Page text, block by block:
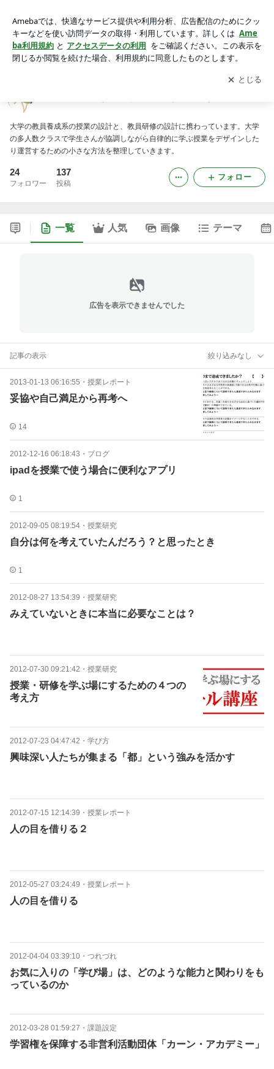
アプリをダウンロードして ブログの更新通知
を受け取りまし
ょう。
開く
大学の教員養成系の授業の設計と、教員研修の設計に携わっています。大学
の多人数クラスで学生さんが協調しながら自律的に学ぶ授業をデザインした
り運営するための小さな方法を整理していきます。
24
フォロワー
137
投稿
フォロー
一覧 人気 画像 テーマ
広告を表示できませんでした
記事の表示 絞り込みなし
2013-01-13 06:16:55 ・ 授業レポート
妥協や自己満足から再考へ
14
2012-12-16 06:18:43 ・ ブログ
ipadを授業で使う場合に便利なアプリ
1
2012-09-05 08:19:54 ・ 授業研究
自分は何を考えていたんだろう？と思ったとき
1
2012-08-27 13:54:39 ・ 授業研究
みえていないときに本当に必要なことは？
2012-07-30 09:21:42 ・ 授業研究
授業・研修を学ぶ場にするための４つの
考え方
2012-07-23 04:47:42 ・ 学び方
興味深い人たちが集まる「都」という強みを活かす
2012-07-15 12:14:39 ・ 授業レポート
人の目を借りる２
2012-05-27 03:24:49 ・ 授業レポート
人の目を借りる
2012-04-04 03:39:10 ・ つれづれ
お気に入りの「学び場」は、どのような能力と関わりをも
っているのか
2012-03-28 01:59:27 ・ 課題設定
学習権を保障する非営利活動団体「カーン・アカデミー」